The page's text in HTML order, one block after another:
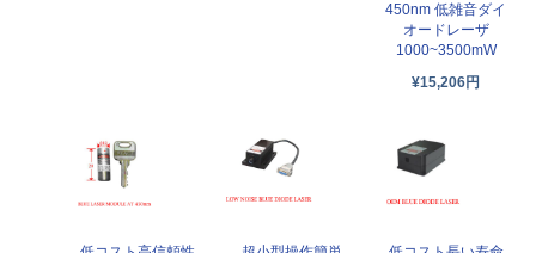
450nm 低雑音ダイ
オードレーザ
1000~3500mW
¥15,206円